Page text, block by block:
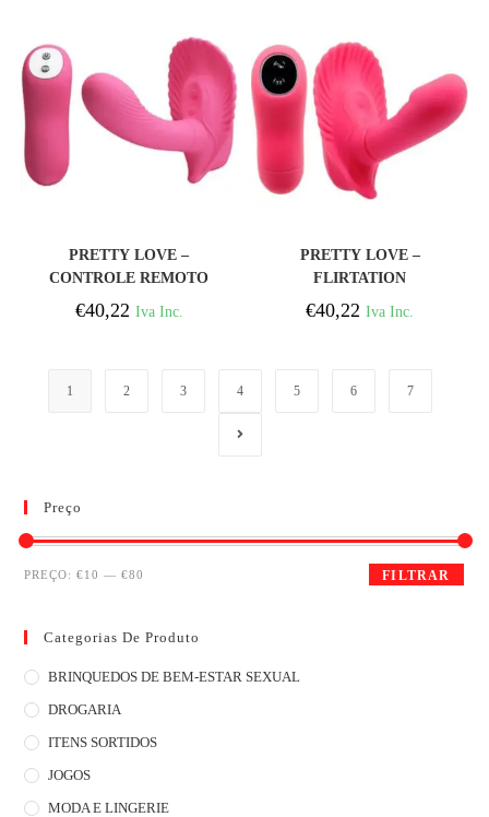
PRETTY LOVE –
CONTROLE REMOTO
ESTIMULANTE SHELL
€40,22 Iva Inc.
PRETTY LOVE –
FLIRTATION
ESTIMULADOR G-POINT
30 MODOS
€40,22 Iva Inc.
1 2 3 4 5 6 7
Preço
FILTRAR
PREÇO:€10 —€80
Categorias De Produto
BRINQUEDOS DE BEM-ESTAR SEXUAL
DROGARIA
ITENS SORTIDOS
JOGOS
MODA E LINGERIE